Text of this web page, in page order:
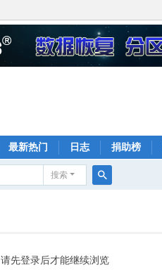
最新热门 日志 捐助榜
搜索
请先登录后才能继续浏览